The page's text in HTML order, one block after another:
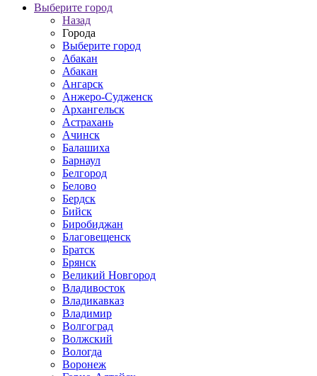
Выберите город
Назад
Города
Выберите город
Абакан
Абакан
Ангарск
Анжеро-Судженск
Архангельск
Астрахань
Ачинск
Балашиха
Барнаул
Белгород
Белово
Бердск
Бийск
Биробиджан
Благовещенск
Братск
Брянск
Великий Новгород
Владивосток
Владикавказ
Владимир
Волгоград
Волжский
Вологда
Воронеж